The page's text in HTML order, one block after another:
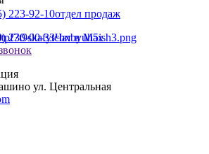
223-92-10отдел продаж
230-00-33Чат в Max
ул. Центральная